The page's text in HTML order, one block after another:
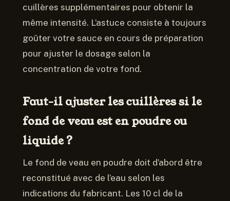
cuillères supplémentaires pour obtenir la
même intensité. L’astuce consiste à toujours
goûter votre sauce en cours de préparation
pour ajuster le dosage selon la
concentration de votre fond.
Faut-il ajuster les cuillères si le
fond de veau est en poudre ou
liquide ?
Le fond de veau en poudre doit d’abord être
reconstitué avec de l’eau selon les
indications du fabricant. Les 10 cl de la